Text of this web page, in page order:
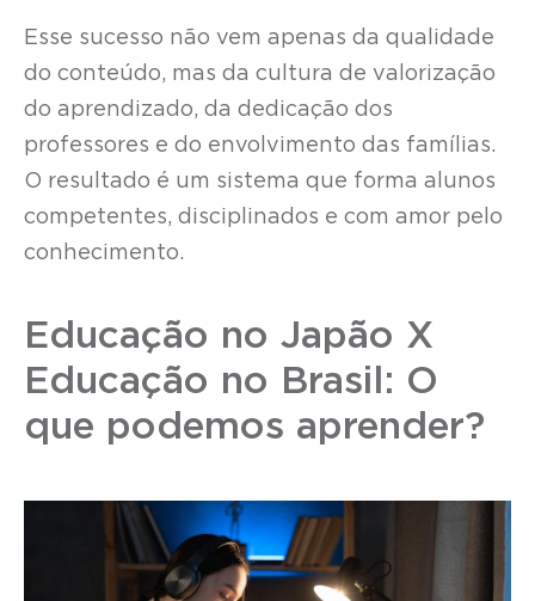
Esse sucesso não vem apenas da qualidade
do conteúdo, mas da cultura de valorização
do aprendizado, da dedicação dos
professores e do envolvimento das famílias.
O resultado é um sistema que forma alunos
competentes, disciplinados e com amor pelo
conhecimento.
Educação no Japão X
Educação no Brasil: O
que podemos aprender?